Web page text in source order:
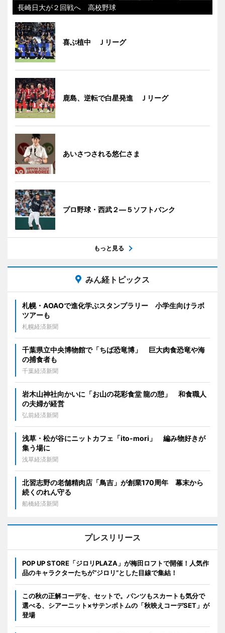
長崎日大が２回戦へ 高校野球
喜ぶ植中 Ｊリーグ
鹿島、逆転で白星発進 Ｊリーグ
あいさつされる悠仁さま
プロ野球・西武２―５ソフトバンク
もっと見る
みん経トピックス
札幌・AOAOで進化学ぶスタンプラリー 小学生向けラボ
ツアーも
札幌経済新聞
千葉県立中央博物館で「ちば恐竜博」 巨大肉食恐竜や海
の捕食者も
千葉経済新聞
岩木山神社向かいに「お山の花彩食堂 龍の憩」 和食職人
の夫婦が経営
弘前経済新聞
浅草・松が谷にニットカフェ「ito-mori」 編み物好きが
集う場に
浅草経済新聞
北習志野の老舗精肉店「鳥吉」が創業170周年 幕末から
続くのれん守る
船橋経済新聞
プレスリリース
POP UP STORE「ジロリPLAZA」が梅田ロフトで開催！人気作
品のキャラクターたちが“ジロリ”とした目線で集結！
この秋の正解コーデを、セットで。パンツもスカートも気分で
選べる、シアーニット×サテンボトムの「秋映えコーデSET」が
登場